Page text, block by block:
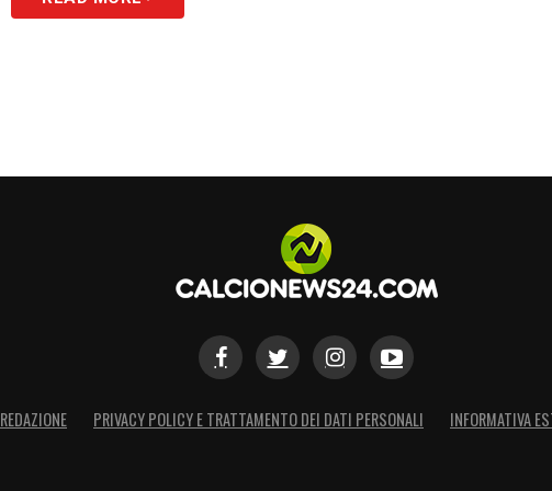
REDAZIONE PRIVACY POLICY E TRATTAMENTO DEI DATI PERSONALI INFORMATIVA